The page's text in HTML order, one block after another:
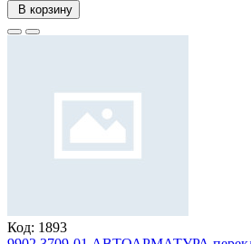
В корзину
Код: 1893